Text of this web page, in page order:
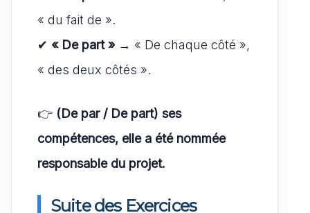
« du fait de ».
✔ « De part »→ « De chaque côté »,
« des deux côtés ».
👉 (De par / De part) ses
compétences, elle a été nommée
responsable du projet.
Suite des Exercices